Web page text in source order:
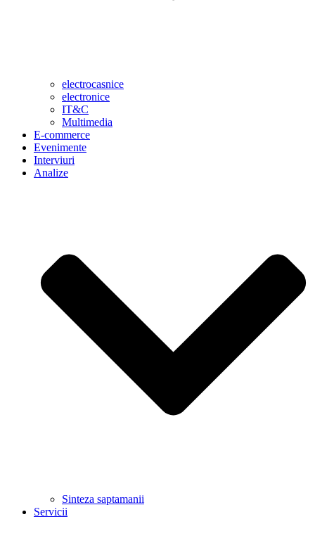
electrocasnice
electronice
IT&C
Multimedia
E-commerce
Evenimente
Interviuri
Analize
Sinteza saptamanii
Servicii